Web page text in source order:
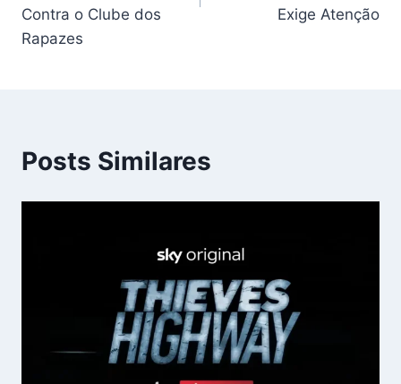
Contra o Clube dos
Rapazes
Exige Atenção
Posts Similares